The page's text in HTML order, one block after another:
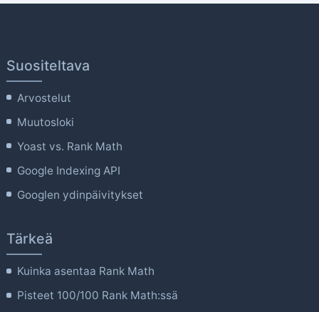
Suositeltava
Arvostelut
Muutosloki
Yoast vs. Rank Math
Google Indexing API
Googlen ydinpäivitykset
Tärkeä
Kuinka asentaa Rank Math
Pisteet 100/100 Rank Math:ssä